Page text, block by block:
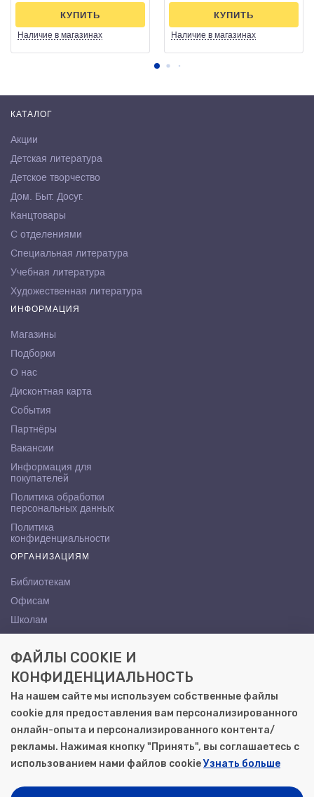
Наличие в магазинах
КУПИТЬ
Наличие в магазинах
КУПИТЬ
КАТАЛОГ
Акции
Детская литература
Детское творчество
Дом. Быт. Досуг.
Канцтовары
С отделениями
Специальная литература
Учебная литература
Художественная литература
ИНФОРМАЦИЯ
Магазины
Подборки
О нас
Дисконтная карта
События
Партнёры
Вакансии
Информация для
покупателей
Политика обработки
персональных данных
Политика
конфиденциальности
ОРГАНИЗАЦИЯМ
Библиотекам
Офисам
Школам
КОНТАКТЫ
Саратов, ул. Осипова, 10А
+7 (8452) 72-65-65
gemera@moya-kniga.ru
Моя книга | Сеть книжных магазинов в Саратове
ФАЙЛЫ COOKIE И
КОНФИДЕНЦИАЛЬНОСТЬ
На нашем сайте мы используем собственные файлы
cookie для предоставления вам персонализированного
онлайн-опыта и персонализированного контента/
рекламы. Нажимая кнопку "Принять", вы соглашаетесь с
использованием нами файлов cookieУзнать больше